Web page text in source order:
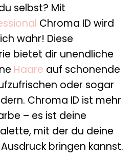
selbst? Mit
Chroma ID wird
wahr! Diese
bietet dir unendliche
Haare auf schonende
oder sogar
Chroma ID ist mehr
– es ist deine
mit der du deine
bringen kannst.